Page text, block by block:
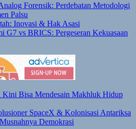
Forensik: Perdebatan Metodologi
Palsu
Inovasi & Hak Asasi
G7 vs BRICS: Pergeseran Kekuasaan
Kini Bisa Mendesain Makhluk Hidup
SpaceX & Kolonisasi Antariksa
Demokrasi